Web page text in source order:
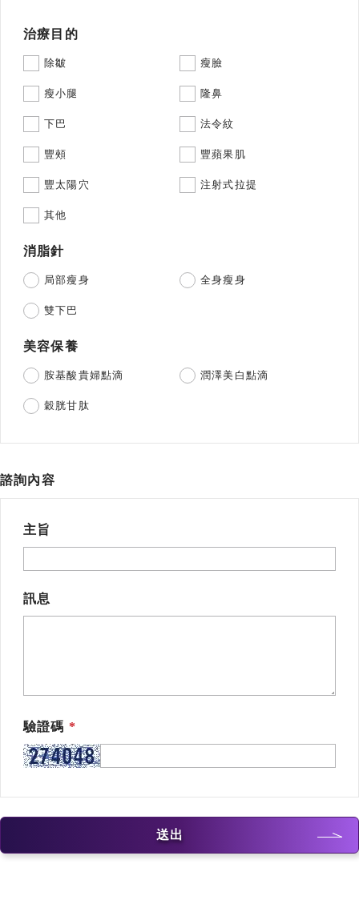
治療目的
除皺 瘦臉
瘦小腿 隆鼻
下巴 法令紋
豐頰 豐蘋果肌
豐太陽穴 注射式拉提
其他
消脂針
局部瘦身 全身瘦身
雙下巴
美容保養
胺基酸貴婦點滴 潤澤美白點滴
穀胱甘肽
諮詢內容
主旨
訊息
驗證碼
送出